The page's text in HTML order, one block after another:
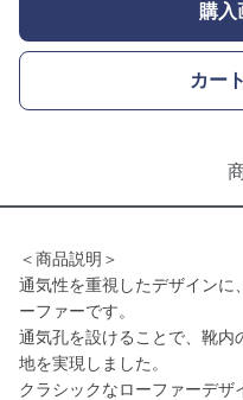
購入
カー
＜商品説明＞
通気性を重視したデザインに
ーファーです。
通気孔を設けることで、靴内
地を実現しました。
クラシックなローファーデザ